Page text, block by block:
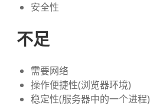
安全性
不足
需要网络
操作便捷性(浏览器环境)
稳定性(服务器中的一个进程)